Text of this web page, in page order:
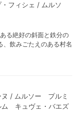
フィシェ / ムルソ
る絶好の斜面と鉄分の
、飲みごたえのある村名
ヌ / ムルソー プルミ
キュヴェ・バエズ